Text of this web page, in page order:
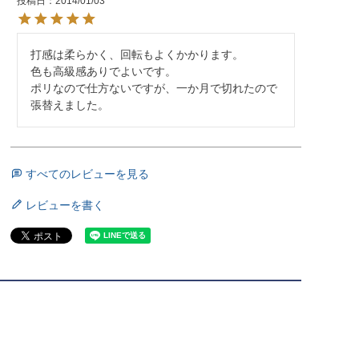
打感は柔らかく、回転もよくかかります。
色も高級感ありでよいです。
ポリなので仕方ないですが、一か月で切れたので
張替えました。
すべてのレビューを見る
レビューを書く